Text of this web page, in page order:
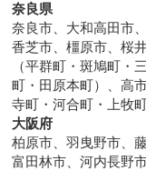
奈良県
奈良市、大和高田市
香芝市、橿原市、桜
（平群町・斑鳩町・
町・田原本町）、高
寺町・河合町・上牧
大阪府
柏原市、羽曳野市、
富田林市、河内長野